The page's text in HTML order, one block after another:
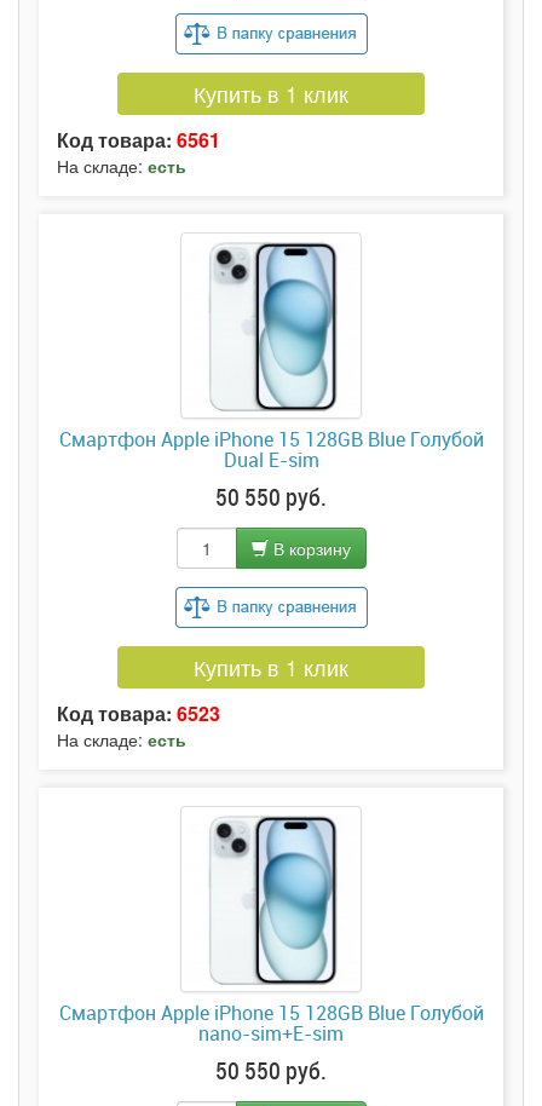
Купить в 1 клик
Код товара: 6561
На складе: есть
Смартфон Apple iPhone 15 128GB Blue Голубой
Dual E-sim
50 550 руб.
В корзину
Купить в 1 клик
Код товара: 6523
На складе: есть
Смартфон Apple iPhone 15 128GB Blue Голубой
nano-sim+E-sim
50 550 руб.